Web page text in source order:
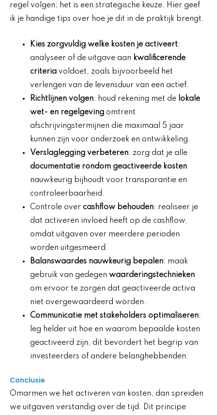
regel volgen; het is een strategische keuze. Hier geef
ik je handige tips over hoe je dit in de praktijk brengt.
Kies zorgvuldig welke kosten je activeert:
analyseer of de uitgave aan kwalificerende
criteria voldoet, zoals bijvoorbeeld het
verlengen van de levensduur van een actief.
Richtlijnen volgen: houd rekening met de lokale
wet- en regelgeving omtrent
afschrijvingstermijnen die maximaal 5 jaar
kunnen zijn voor onderzoek en ontwikkeling.
Verslaglegging verbeteren: zorg dat je alle
documentatie rondom geactiveerde kosten
nauwkeurig bijhoudt voor transparantie en
controleerbaarheid.
Controle over cashflow behouden: realiseer je
dat activeren invloed heeft op de cashflow,
omdat uitgaven over meerdere perioden
worden uitgesmeerd.
Balanswaardes nauwkeurig bepalen: maak
gebruik van gedegen waarderingstechnieken
om ervoor te zorgen dat geactiveerde activa
niet overgewaardeerd worden.
Communicatie met stakeholders optimaliseren:
leg helder uit hoe en waarom bepaalde kosten
geactiveerd zijn, dit bevordert het begrip van
investeerders of andere belanghebbenden.
Conclusie
Omarmen we het activeren van kosten, dan spreiden
we uitgaven verstandig over de tijd. Dit principe